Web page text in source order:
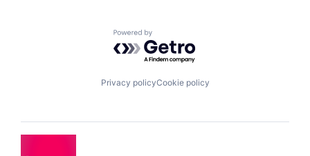
Powered by Getro.com
Privacy policyCookie policy